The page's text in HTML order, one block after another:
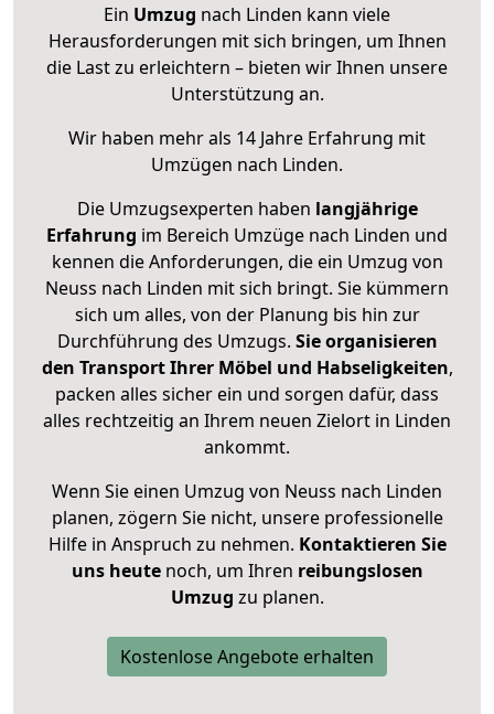
Ein Umzug nach Linden kann viele
Herausforderungen mit sich bringen, um Ihnen
die Last zu erleichtern – bieten wir Ihnen unsere
Unterstützung an.
Wir haben mehr als 14 Jahre Erfahrung mit
Umzügen nach Linden.
Die Umzugsexperten haben langjährige
Erfahrung im Bereich Umzüge nach Linden und
kennen die Anforderungen, die ein Umzug von
Neuss nach Linden mit sich bringt. Sie kümmern
sich um alles, von der Planung bis hin zur
Durchführung des Umzugs. Sie organisieren
den Transport Ihrer Möbel und Habseligkeiten,
packen alles sicher ein und sorgen dafür, dass
alles rechtzeitig an Ihrem neuen Zielort in Linden
ankommt.
Wenn Sie einen Umzug von Neuss nach Linden
planen, zögern Sie nicht, unsere professionelle
Hilfe in Anspruch zu nehmen. Kontaktieren Sie
uns heutenoch, um Ihren reibungslosen
Umzug zu planen.
Kostenlose Angebote erhalten